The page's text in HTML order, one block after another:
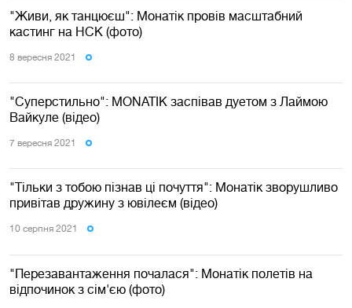
"Живи, як танцюєш": Монатік провів масштабний
кастинг на НСК (фото)
8 вересня 2021
"Суперстильно": MONATIK заспівав дуетом з Лаймою
Вайкуле (відео)
7 вересня 2021
"Тільки з тобою пізнав ці почуття": Монатік зворушливо
привітав дружину з ювілеєм (відео)
10 серпня 2021
"Перезавантаження почалася": Монатік полетів на
відпочинок з сім'єю (фото)